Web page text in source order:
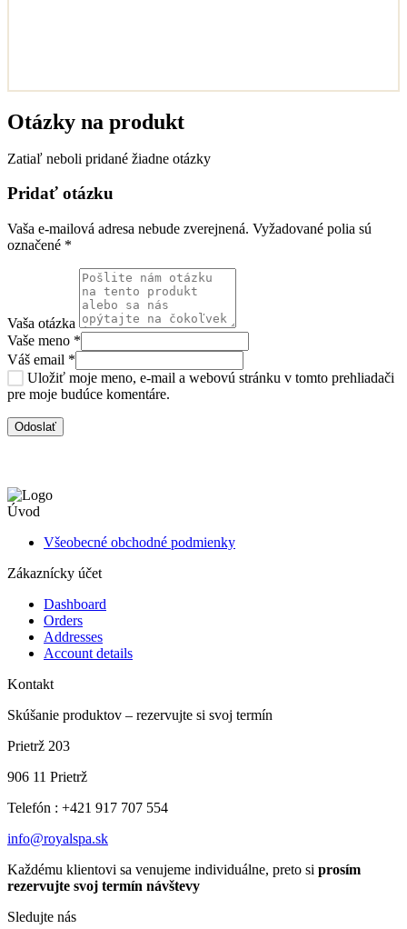
Otázky na produkt
Zatiaľ neboli pridané žiadne otázky
Pridať otázku
Vaša e-mailová adresa nebude zverejnená. Vyžadované polia sú
označené *
Vaša otázka
Vaše meno *
Váš email *
Uložiť moje meno, e-mail a webovú stránku v tomto prehliadači
pre moje budúce komentáre.
Úvod
Všeobecné obchodné podmienky
Zákaznícky účet
Dashboard
Orders
Addresses
Account details
Kontakt
Skúšanie produktov – rezervujte si svoj termín
Prietrž 203
906 11 Prietrž
Telefón : +421 917 707 554
info@royalspa.sk
Každému klientovi sa venujeme individuálne, preto si prosím
rezervujte svoj termín návštevy
Sledujte nás